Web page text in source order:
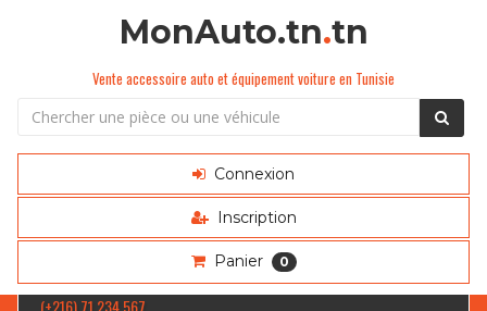
MonAuto.tn.tn
Vente accessoire auto et équipement voiture en Tunisie
Connexion
Inscription
Panier 0
(+216) 71 234 567